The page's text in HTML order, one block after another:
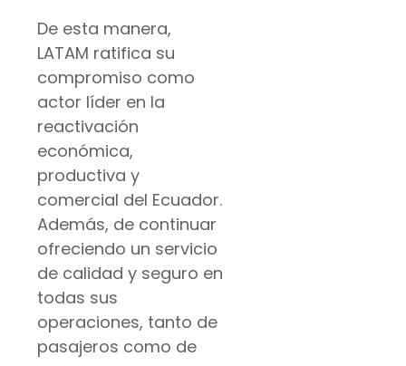
De esta manera,
LATAM ratifica su
compromiso como
actor líder en la
reactivación
económica,
productiva y
comercial del Ecuador.
Además, de continuar
ofreciendo un servicio
de calidad y seguro en
todas sus
operaciones, tanto de
pasajeros como de